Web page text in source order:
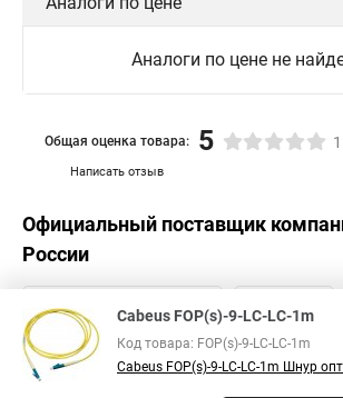
Аналоги по цене не
Написать отзыв
Общая оценка товара: 5 1
Официальный поставщик
России
Cabeus FOP(s)-9-LC-LC-1m
Код товара: FOP(s)-9-LC-LC-1m
Cabeus FOP(s)-9-LC-LC-1m Шнур